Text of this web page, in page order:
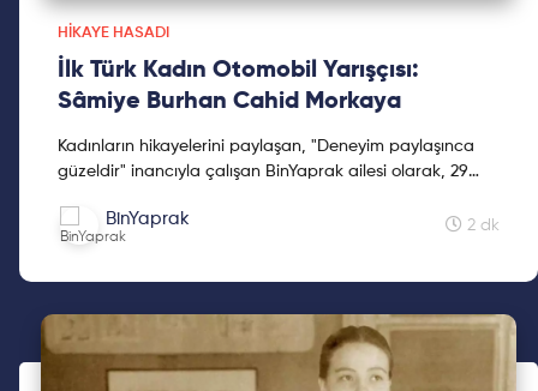
HIKAYE HASADI
İlk Türk Kadın Otomobil Yarışçısı:
Sâmiye Burhan Cahid Morkaya
Kadınların hikayelerini paylaşan, "Deneyim paylaşınca
güzeldir" inancıyla çalışan BinYaprak ailesi olarak, 29
Cumhuriyetimizin 2. yüzyılına kadınların hikayelerini
hediye etmek için çıktığımız Hikaye Hasadına, ilklerin
BinYaprak 2 dk